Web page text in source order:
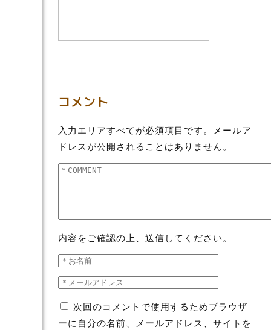
コメント
入力エリアすべてが必須項目です。メールア
ドレスが公開されることはありません。
内容をご確認の上、送信してください。
次回のコメントで使用するためブラウザ
ーに自分の名前、メールアドレス、サイトを